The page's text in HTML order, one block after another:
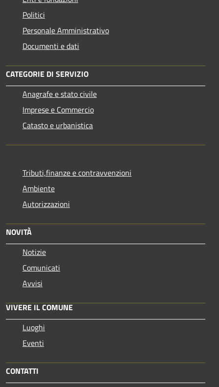
Politici
Personale Amministrativo
Documenti e dati
CATEGORIE DI SERVIZIO
Anagrafe e stato civile
Imprese e Commercio
Catasto e urbanistica
Tributi,finanze e contravvenzioni
Ambiente
Autorizzazioni
NOVITÀ
Notizie
Comunicati
Avvisi
VIVERE IL COMUNE
Luoghi
Eventi
CONTATTI